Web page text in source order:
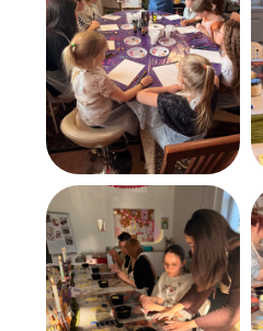
общеразвивающая программа